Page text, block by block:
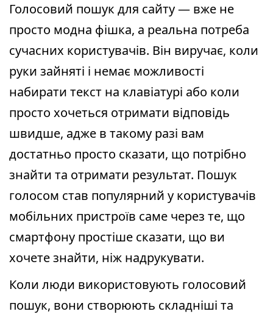
Голосовий пошук для сайту — вже не
просто модна фішка, а реальна потреба
сучасних користувачів. Він виручає, коли
руки зайняті і немає можливості
набирати текст на клавіатурі або коли
просто хочеться отримати відповідь
швидше, адже в такому разі вам
достатньо просто сказати, що потрібно
знайти та отримати результат. Пошук
голосом став популярний у користувачів
мобільних пристроїв саме через те, що
смартфону простіше сказати, що ви
хочете знайти, ніж надрукувати.
Коли люди використовують голосовий
пошук, вони створюють складніші та